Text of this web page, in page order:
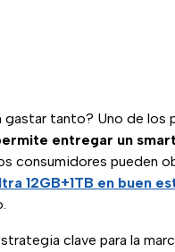
tanto? Uno de los
entregar un
consumidores pueden
12GB+1TB en buen
clave para la